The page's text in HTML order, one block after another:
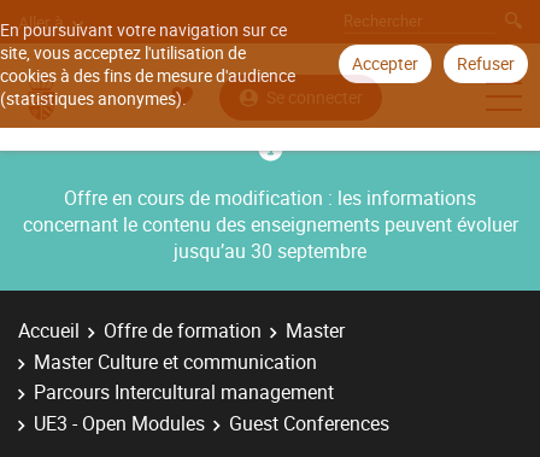
En poursuivant votre navigation sur ce
site, vous acceptez l'utilisation de
cookies à des fins de mesure d'audience
(statistiques anonymes).
Accepter Refuser
Aller à
Se connecter
Offre en cours de modification : les informations
concernant le contenu des enseignements peuvent évoluer
jusqu’au 30 septembre
Accueil Offre de formation
Master
Master Culture et communication
Parcours Intercultural management
UE3 - Open Modules
Guest Conferences